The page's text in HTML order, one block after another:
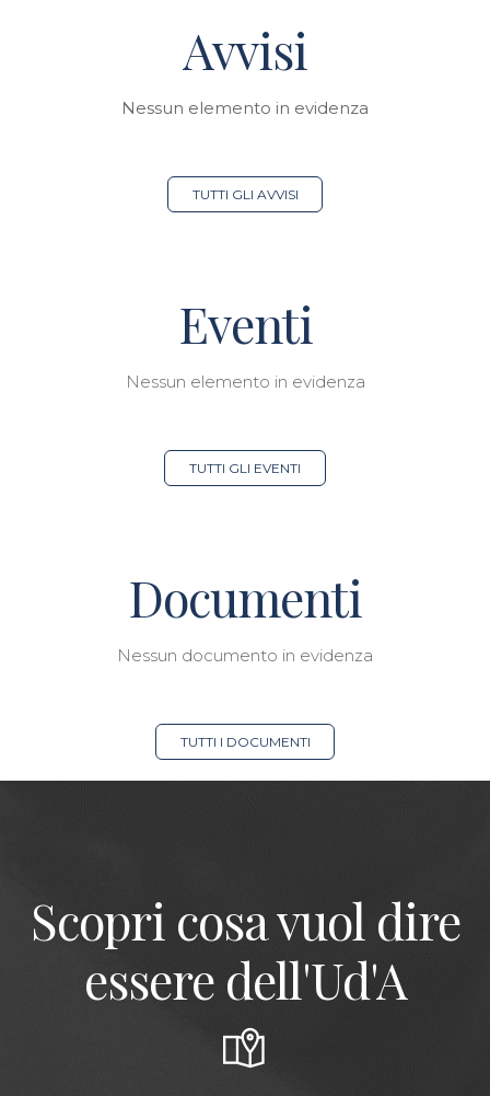
Avvisi
Nessun elemento in evidenza
TUTTI GLI AVVISI
Eventi
Nessun elemento in evidenza
TUTTI GLI EVENTI
Documenti
Nessun documento in evidenza
TUTTI I DOCUMENTI
Scopri cosa vuol dire
essere dell'Ud'A